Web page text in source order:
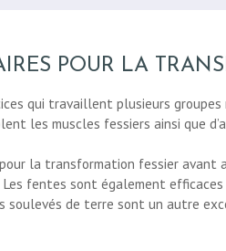
POUR LA
qui travaillent plusieurs
les muscles fessiers ainsi que
la transformation fessier
fentes sont également
soulevés de terre sont un autre